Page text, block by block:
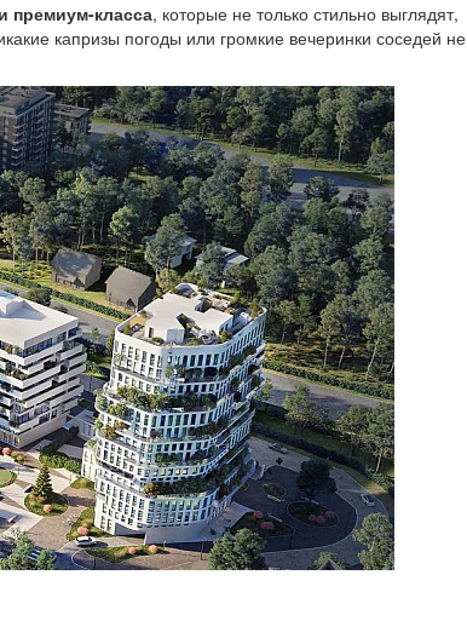
премиум-класса, которые не только стильно выглядят,
капризы погоды или громкие вечеринки соседей не